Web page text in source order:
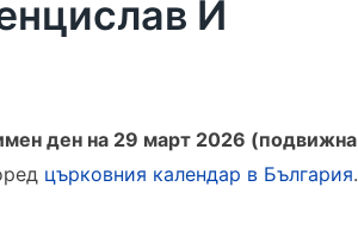
И
ден на 29 март 2026 (подвижна
църковния календар в България.